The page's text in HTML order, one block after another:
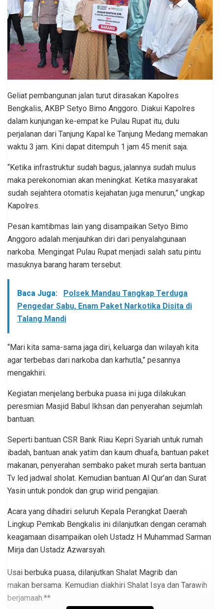
Geliat pembangunan jalan turut dirasakan Kapolres
Bengkalis, AKBP Setyo Bimo Anggoro. Diakui Kapolres
dalam kunjungan ke-empat ke Pulau Rupat itu, dulu
perjalanan dari Tanjung Kapal ke Tanjung Medang memakan
waktu 3 jam. Kini dapat ditempuh 1 jam 45 menit saja.
“Ketika infrastruktur sudah bagus, jalannya sudah mulus
maka perekonomian akan meningkat. Ketika masyarakat
sudah sejahtera otomatis kejahatan juga menurun,” ungkap
Kapolres.
Pesan kamtibmas lain yang disampaikan Setyo Bimo
Anggoro adalah menjauhkan diri dari penyalahgunaan
narkoba. Mengingat Pulau Rupat menjadi salah satu pintu
masuknya barang haram tersebut.
Baca Juga:
Polsek Mandau Tangkap Terduga
Pengedar Sabu, Enam Paket Narkotika Disita di
Talang Mandi
“Mari kita sama-sama jaga diri, keluarga dan wilayah kita
agar terbebas dari narkoba dan karhutla,” pesannya
mengakhiri.
Kegiatan menjelang berbuka puasa ini juga dilakukan
peresmian Masjid Babul Ikhsan dan penyerahan sejumlah
bantuan.
Seperti bantuan CSR Bank Riau Kepri Syariah untuk rumah
ibadah, bantuan anak yatim dan kaum dhuafa, bantuan paket
makanan, penyerahan sembako paket murah serta bantuan
Tv led jadwal sholat. Kemudian bantuan Al Qur’an dan Surat
Yasin untuk pondok dan grup wirid pengajian.
Acara yang dihadiri seluruh Kepala Perangkat Daerah
Lingkup Pemkab Bengkalis ini dilanjutkan dengan ceramah
keagamaan disampaikan oleh Ustadz H Muhammad Sarman
Mirja dan Ustadz Azwarsyah.
Usai berbuka puasa, dilanjutkan Shalat Magrib dan
makan bersama. Kemudian diakhiri Shalat Isya dan Tarawih
berjamaah.**